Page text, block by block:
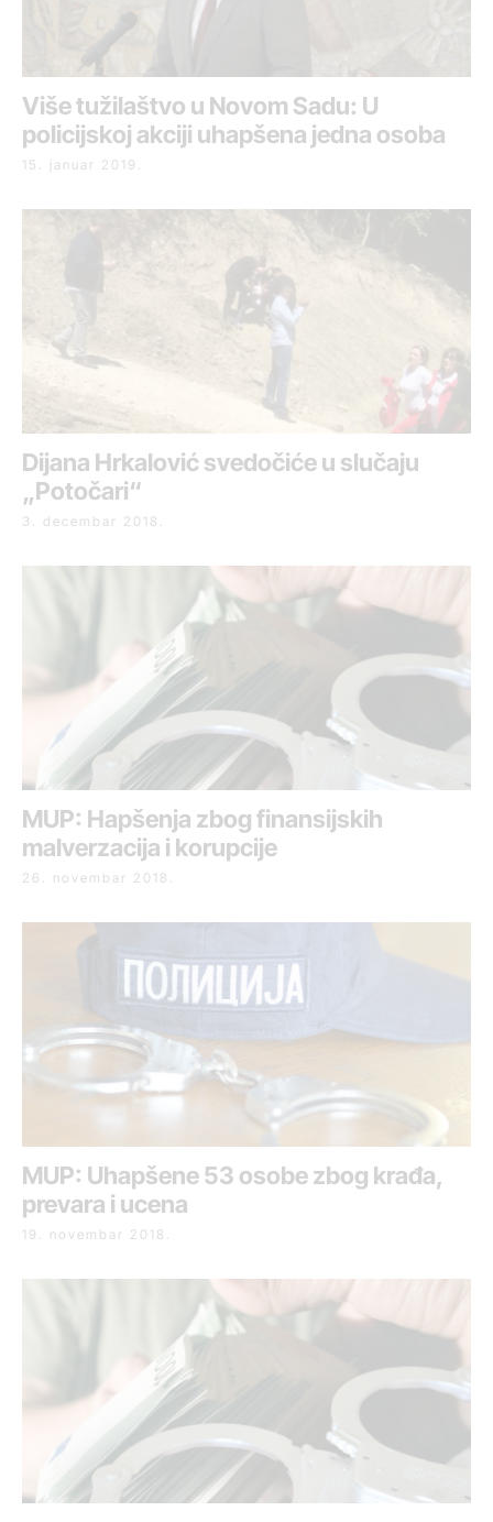
Više tužilaštvo u Novom Sadu: U
policijskoj akciji uhapšena jedna osoba
15. januar 2019.
Dijana Hrkalović svedočiće u slučaju
„Potočari“
3. decembar 2018.
MUP: Hapšenja zbog finansijskih
malverzacija i korupcije
26. novembar 2018.
MUP: Uhapšene 53 osobe zbog krađa,
prevara i ucena
19. novembar 2018.